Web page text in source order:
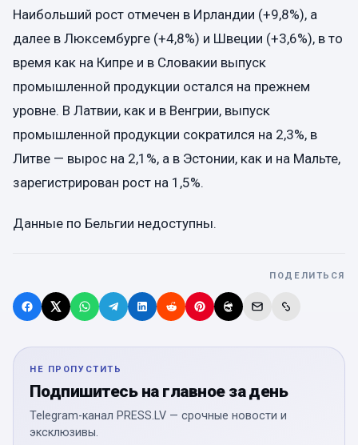
Наибольший рост отмечен в Ирландии (+9,8%), а
далее в Люксембурге (+4,8%) и Швеции (+3,6%), в то
время как на Кипре и в Словакии выпуск
промышленной продукции остался на прежнем
уровне. В Латвии, как и в Венгрии, выпуск
промышленной продукции сократился на 2,3%, в
Литве — вырос на 2,1%, а в Эстонии, как и на Мальте,
зарегистрирован рост на 1,5%.
Данные по Бельгии недоступны.
ПОДЕЛИТЬСЯ
НЕ ПРОПУСТИТЬ
Подпишитесь на главное за день
Telegram-канал PRESS.LV — срочные новости и
эксклюзивы.